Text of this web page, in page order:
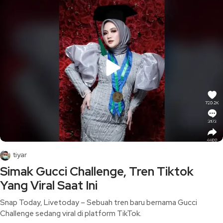
tiyar
Simak Gucci Challenge, Tren Tiktok
Yang Viral Saat Ini
Snap Today, Livetoday – Sebuah tren baru bernama Gucci
Challenge sedang viral di platform TikTok.